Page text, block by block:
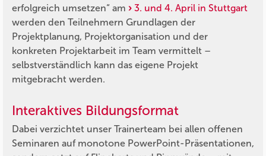
erfolgreich umsetzen“ am
3. und 4. April in Stuttgart
werden den Teilnehmern Grundlagen der
Projektplanung, Projektorganisation und der
konkreten Projektarbeit im Team vermittelt –
selbstverständlich kann das eigene Projekt
mitgebracht werden.
Interaktives Bildungsformat
Dabei verzichtet unser Trainerteam bei allen offenen
Seminaren auf monotone PowerPoint-Präsentationen,